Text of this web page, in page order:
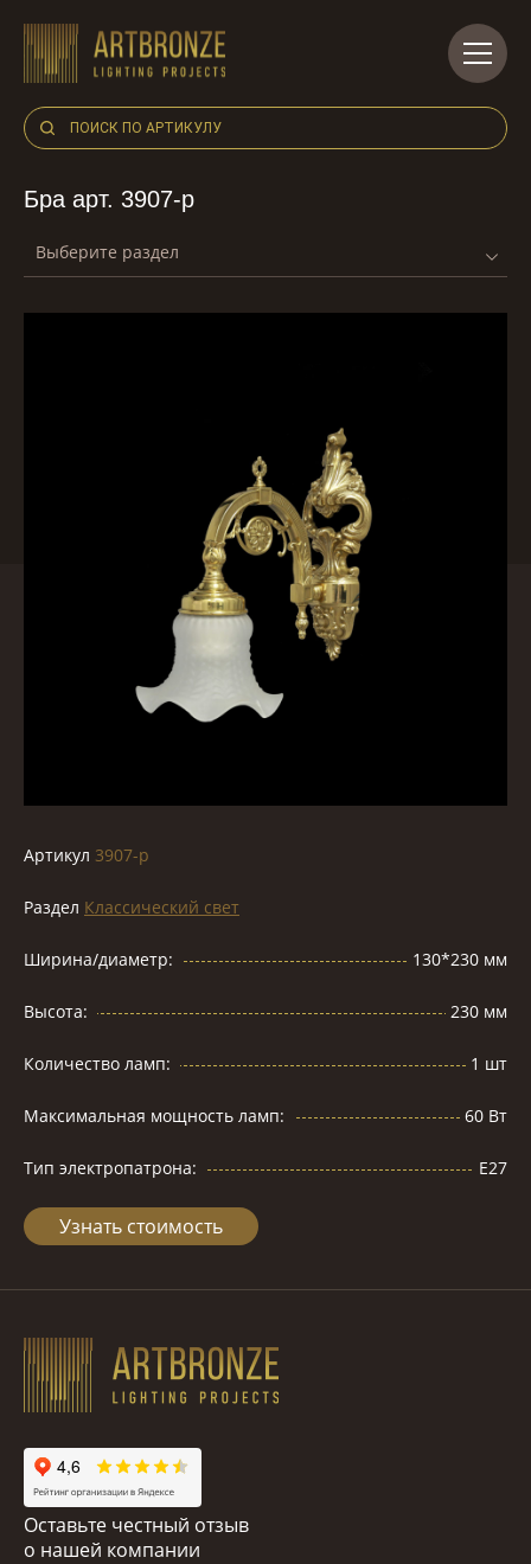
content
Бра арт. 3907-p
Выберите раздел
Артикул 3907-p
Раздел Классический свет
Ширина/диаметр: 130*230 мм
Высота: 230 мм
Количество ламп: 1 шт
Максимальная мощность ламп: 60 Вт
Тип электропатрона: Е27
Узнать стоимость
Оставьте честный отзыв
о нашей компании